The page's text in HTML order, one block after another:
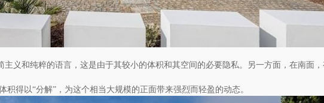
义和纯粹的语言，这是由于其较小的体积和其空间的必要隐私。另一方面，在南面
得以“分解”，为这个相当大规模的正面带来强烈而轻盈的动态。